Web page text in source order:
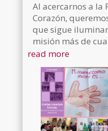
Al acercarnos a la
Corazón,
que sigue
misión más de
read more